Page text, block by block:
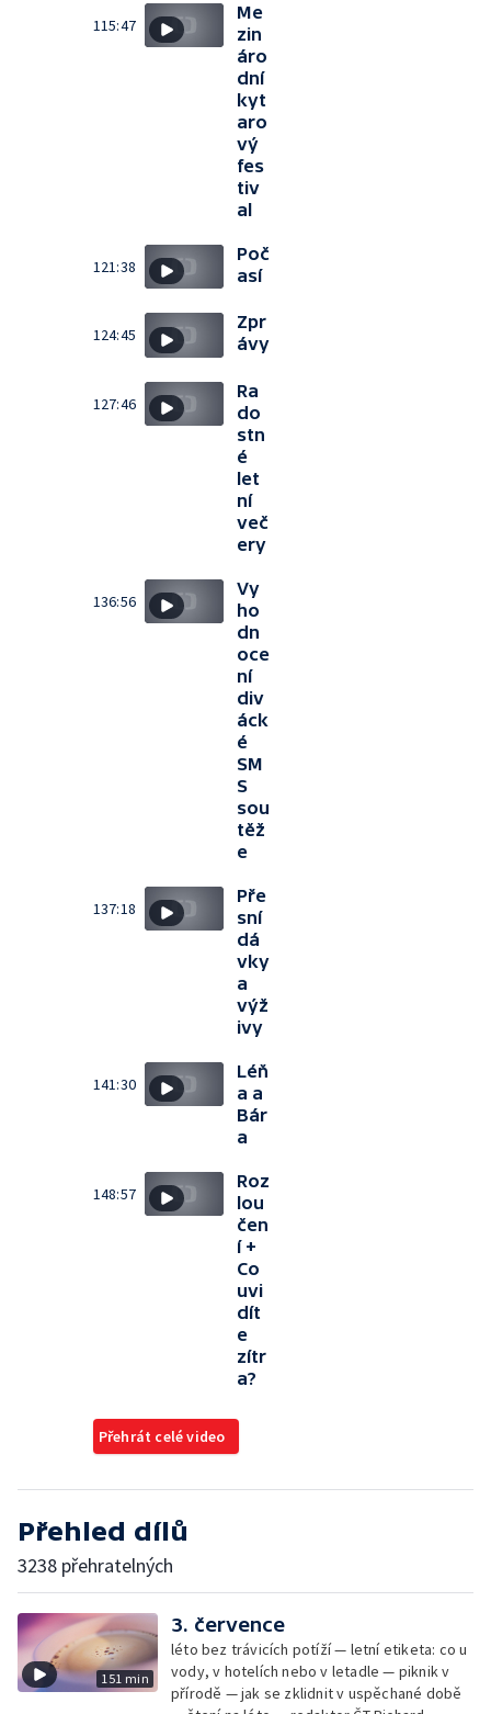
115:47
Me
zin
áro
dní
kyt
aro
vý
fes
tiv
al
121:38
Poč
así
124:45
Zpr
ávy
127:46
Ra
do
stn
é
let
ní
več
ery
136:56
Vy
ho
dn
oce
ní
div
áck
é
SM
S
sou
těž
e
137:18
Pře
sní
dá
vky
a
výž
ivy
141:30
Léň
a a
Bár
a
148:57
Roz
lou
čen
í +
Co
uvi
dít
e
zítr
a?
Přehrát celé video
Přehled dílů
3238 přehratelných
151 min
3. července
léto bez trávicích potíží — letní etiketa: co u
vody, v hotelích nebo v letadle — piknik v
přírodě — jak se zklidnit v uspěchané době